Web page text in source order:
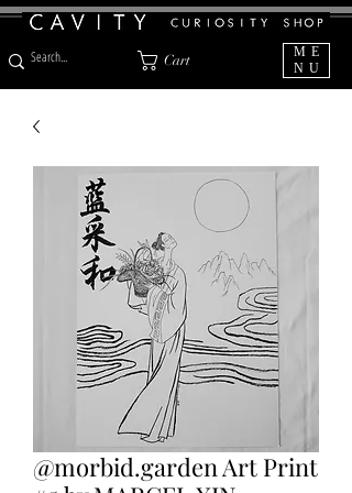
Cart
ME
NU
@morbid.garden Art Print